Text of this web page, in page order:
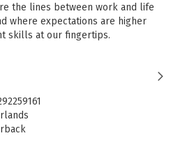
the lines between work and life
where expectations are higher
skills at our fingertips.
back in the driving seat of your
happier, find and do work you love